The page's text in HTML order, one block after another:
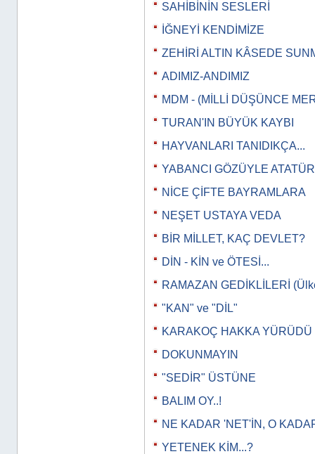
SAHİBİNİN SESLERİ
İĞNEYİ KENDİMİZE
ZEHİRİ ALTIN KÂSEDE
ADIMIZ-ANDIMIZ
MDM - (MİLLİ DÜŞÜNCE
TURAN'IN BÜYÜK KAYBI
HAYVANLARI TANIDIKÇA...
YABANCI GÖZÜYLE
NİCE ÇİFTE BAYRAMLARA
NEŞET USTAYA VEDA
BİR MİLLET, KAÇ DEVLET?
DİN - KİN ve ÖTESİ...
RAMAZAN GEDİKLİLERİ
"KAN" ve "DİL"
KARAKOÇ HAKKA YÜRÜDÜ
DOKUNMAYIN
"SEDİR" ÜSTÜNE
BALIM OY..!
NE KADAR 'NET'İN, O
YETENEK KİM...?